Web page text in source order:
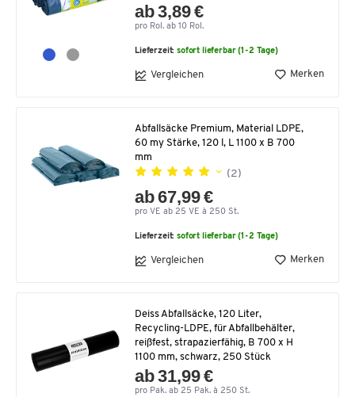
ab 3,89 €
pro Rol. ab 10 Rol.
Lieferzeit:sofort lieferbar (1-2 Tage)
Vergleichen Merken
Abfallsäcke Premium, Material LDPE,
60 my Stärke, 120 l, L 1100 x B 700
mm
(2)
ab 67,99 €
pro VE ab 25 VE à 250 St.
Lieferzeit:sofort lieferbar (1-2 Tage)
Vergleichen Merken
Deiss Abfallsäcke, 120 Liter,
Recycling-LDPE, für Abfallbehälter,
reißfest, strapazierfähig, B 700 x H
1100 mm, schwarz, 250 Stück
ab 31,99 €
pro Pak. ab 25 Pak. à 250 St.